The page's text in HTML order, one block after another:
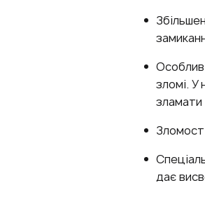
зломі. У
зламати
дає